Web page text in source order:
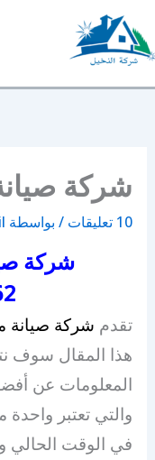
تخطي
إلى
المحتوى
شركة
10 تعليقات / بواسطة
شركة
تقدم شركة صيانة
هذا المقال سوف
المعلومات عن
والتي تعتبر
في الوقت